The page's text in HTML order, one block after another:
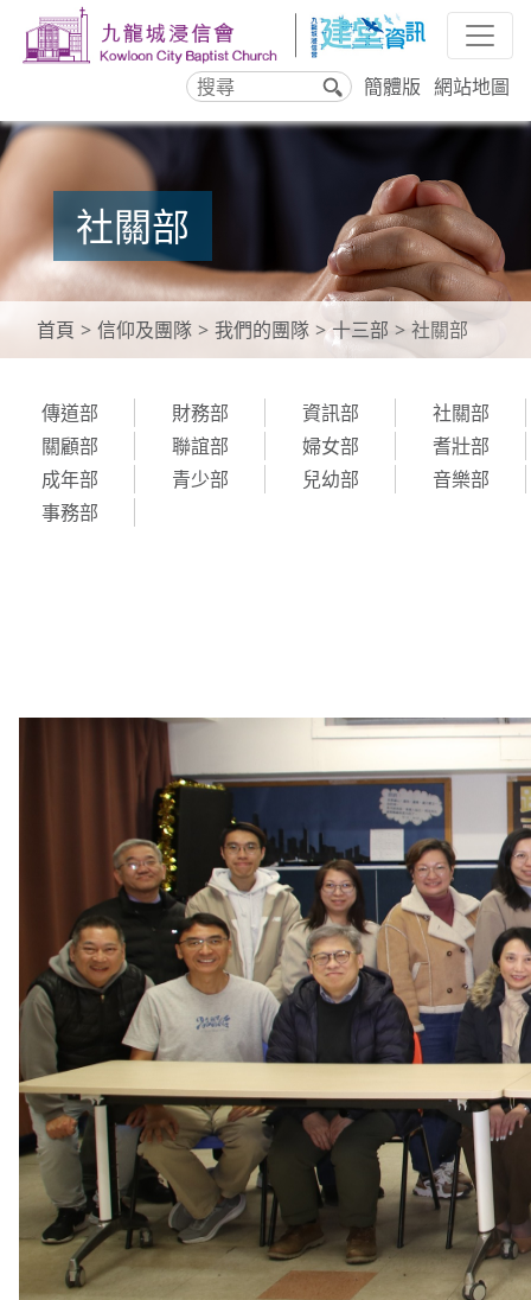
搜
尋
簡體版 網站地圖
社關部
首頁 信仰及團隊 我們的團隊 十三部 社關部
傳道部 財務部 資訊部
社關部
關顧部
聯誼部 婦女部
耆壯部
成年部
青少部 兒幼部
音樂部
事務部